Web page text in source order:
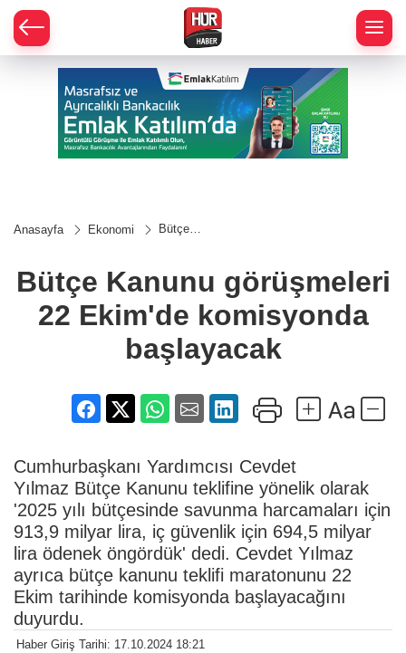
Anasayfa Ekonomi
Bütçe
komisyonda
Bütçe Kanunu görüşmeleri
22 Ekim'de komisyonda
başlayacak
Cumhurbaşkanı Yardımcısı Cevdet
Yılmaz Bütçe Kanunu teklifine yönelik olarak
'2025 yılı bütçesinde savunma harcamaları için
913,9 milyar lira, iç güvenlik için 694,5 milyar
lira ödenek öngördük' dedi. Cevdet Yılmaz
ayrıca bütçe kanunu teklifi maratonunu 22
Ekim tarihinde komisyonda başlayacağını
duyurdu.
Haber Giriş Tarihi: 17.10.2024 18:21